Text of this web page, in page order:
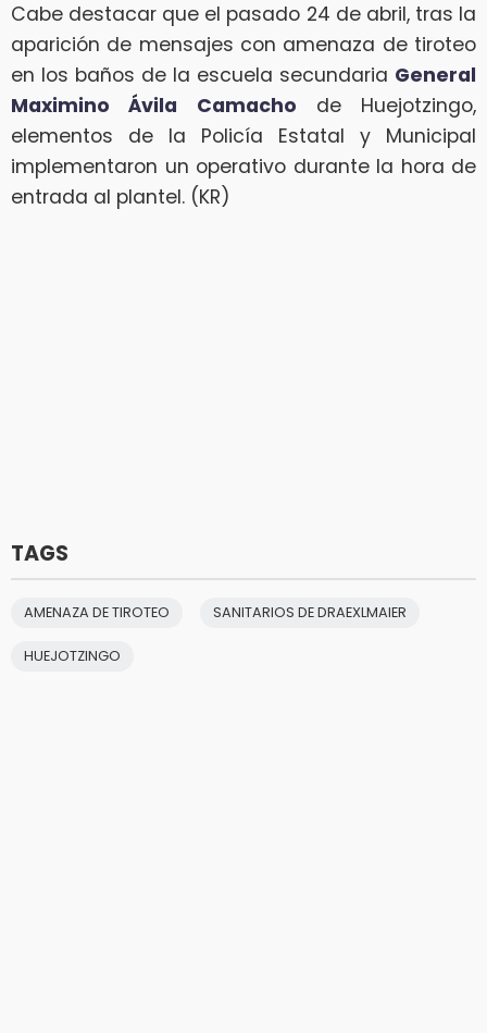
Cabe destacar que el pasado 24 de abril, tras la
aparición de mensajes con amenaza de tiroteo
en los baños de la escuela secundaria General
Maximino Ávila Camacho de Huejotzingo,
elementos de la Policía Estatal y Municipal
implementaron un operativo durante la hora de
entrada al plantel. (KR)
TAGS
AMENAZA DE TIROTEO SANITARIOS DE DRAEXLMAIER
HUEJOTZINGO